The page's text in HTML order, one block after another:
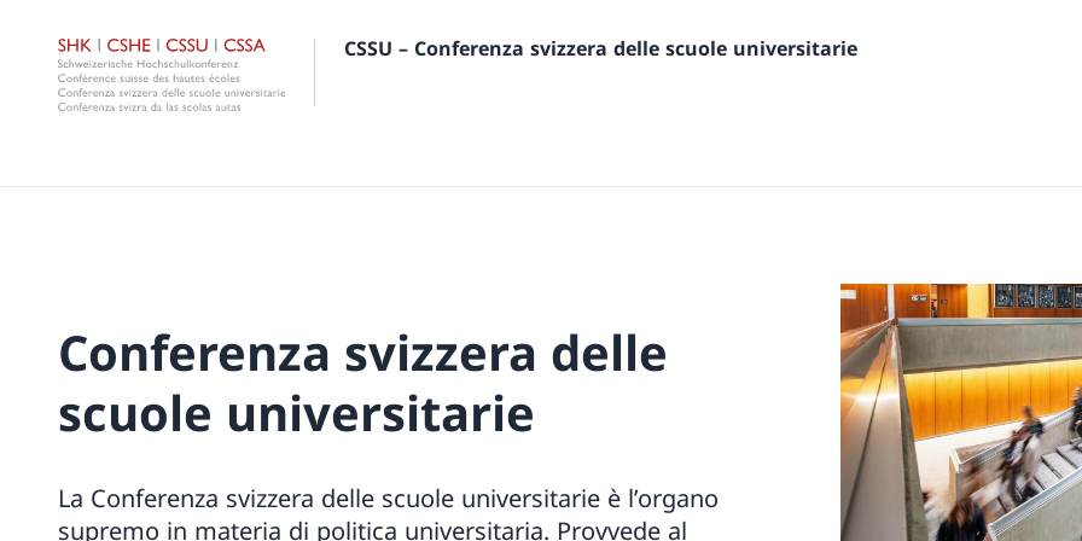
CSSU – Conferenza svizzera delle scuole universitarie
Conferenza svizzera delle
scuole universitarie
La Conferenza svizzera delle scuole universitarie è l’organo
supremo in materia di politica universitaria. Provvede al